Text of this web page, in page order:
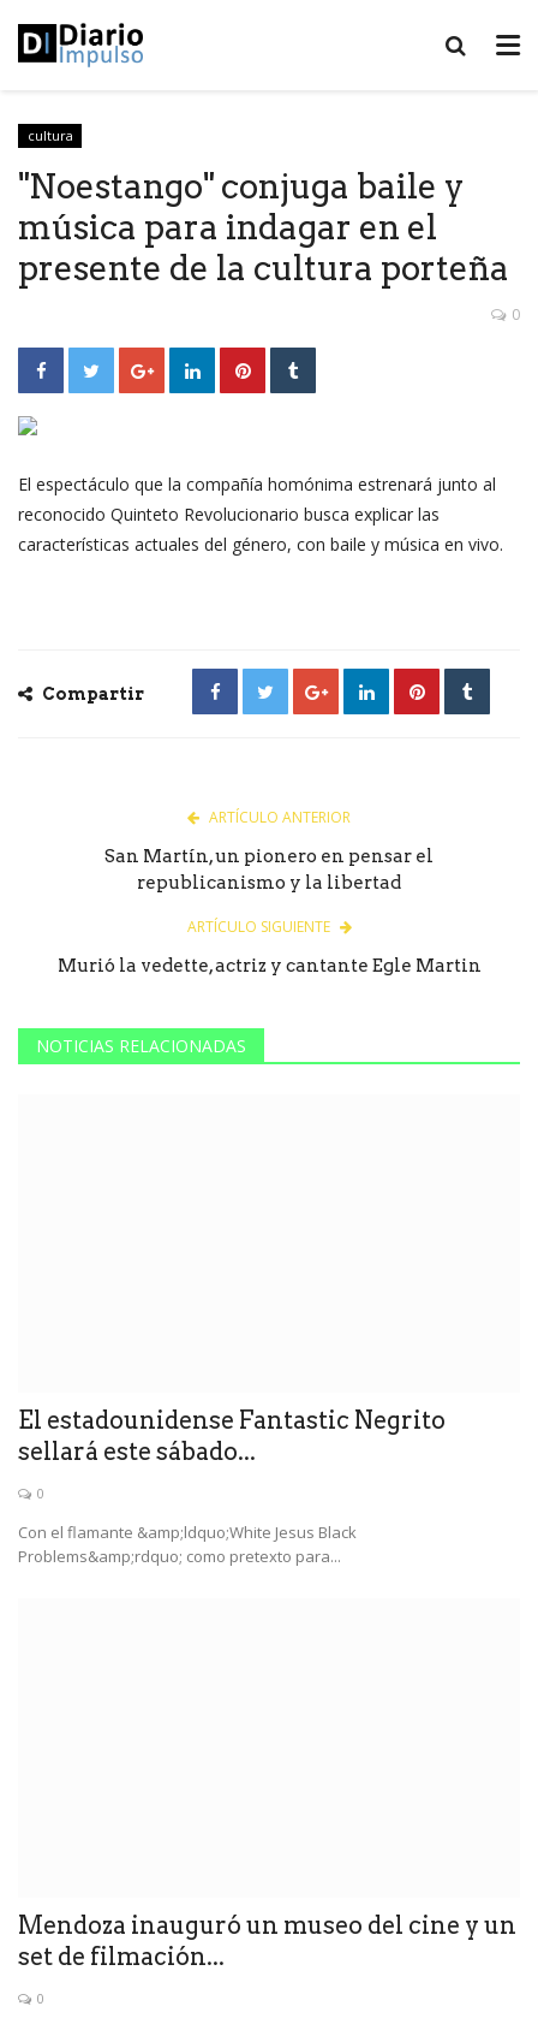
cultura
"Noestango" conjuga baile y
música para indagar en el
presente de la cultura porteña
0
El espectáculo que la compañía homónima estrenará junto al
reconocido Quinteto Revolucionario busca explicar las
características actuales del género, con baile y música en vivo.
Compartir
ARTÍCULO ANTERIOR
San Martín, un pionero en pensar el
republicanismo y la libertad
ARTÍCULO SIGUIENTE
Murió la vedette, actriz y cantante Egle Martin
NOTICIAS RELACIONADAS
El estadounidense Fantastic Negrito
sellará este sábado...
0
Con el flamante &amp;ldquo;White Jesus Black
Problems&amp;rdquo; como pretexto para...
Mendoza inauguró un museo del cine y un
set de filmación...
0